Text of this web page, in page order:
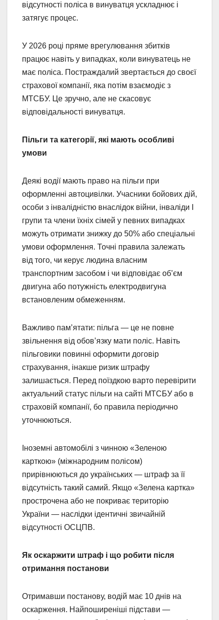
відсутності поліса в винуватця ускладнює і
затягує процес.
У 2026 році пряме врегулювання збитків
працює навіть у випадках, коли винуватець не
має поліса. Постраждалий звертається до своєї
страхової компанії, яка потім взаємодіє з
МТСБУ. Це зручно, але не скасовує
відповідальності винуватця.
Пільги та категорії, які мають особливі
умови
Деякі водії мають право на пільги при
оформленні автоцивілки. Учасники бойових дій,
особи з інвалідністю внаслідок війни, інваліди I
групи та члени їхніх сімей у певних випадках
можуть отримати знижку до 50% або спеціальні
умови оформлення. Точні правила залежать
від того, чи керує людина власним
транспортним засобом і чи відповідає об’єм
двигуна або потужність електродвигуна
встановленим обмеженням.
Важливо пам’ятати: пільга — це не повне
звільнення від обов’язку мати поліс. Навіть
пільговики повинні оформити договір
страхування, інакше ризик штрафу
залишається. Перед поїздкою варто перевірити
актуальний статус пільги на сайті МТСБУ або в
страховій компанії, бо правила періодично
уточнюються.
Іноземні автомобілі з чинною «Зеленою
карткою» (міжнародним полісом)
прирівнюються до українських — штраф за її
відсутність такий самий. Якщо «Зелена картка»
прострочена або не покриває територію
України — наслідки ідентичні звичайній
відсутності ОСЦПВ.
Як оскаржити штраф і що робити після
отримання постанови
Отримавши постанову, водій має 10 днів на
оскарження. Найпоширеніші підстави —